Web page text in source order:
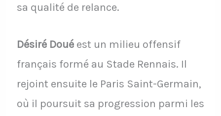
sa qualité de relance.
Désiré Douéest un milieu offensif
français formé au Stade Rennais. Il
rejoint ensuite le Paris Saint-Germain,
où il poursuit sa progression parmi les